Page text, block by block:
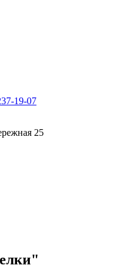
19-07
25